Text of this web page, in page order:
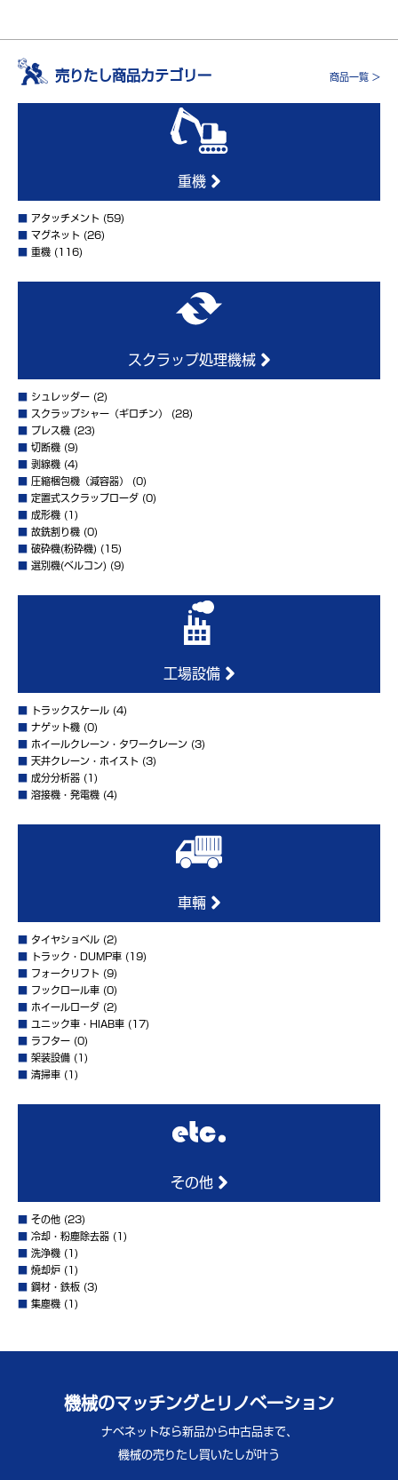
売りたし商品カテゴリー 商品一覧 >
重機
アタッチメント (59)
マグネット (26)
重機 (116)
スクラップ処理機械
シュレッダー (2)
スクラップシャー（ギロチン）
(28)
プレス機 (23)
切断機 (9)
剥線機 (4)
圧縮梱包機（減容器）
(0)
定置式スクラップローダ (0)
成形機 (1)
故銑割り機 (0)
破砕機(粉砕機) (15)
選別機(ベルコン) (9)
工場設備
トラックスケール (4)
ナゲット機 (0)
ホイールクレーン・タワークレーン (3)
天井クレーン・ホイスト (3)
成分分析器 (1)
溶接機・発電機 (4)
車輛
タイヤショベル (2)
トラック・DUMP車 (19)
フォークリフト (9)
フックロール車 (0)
ホイールローダ (2)
ユニック車・HIAB車 (17)
ラフター (0)
架装設備 (1)
清掃車 (1)
その他
その他 (23)
冷却・粉塵除去器 (1)
洗浄機 (1)
焼却炉 (1)
鋼材・鉄板 (3)
集塵機 (1)
機械のマッチングとリノベーション
ナベネットなら新品から中古品まで、
機械の売りたし買いたしが叶う